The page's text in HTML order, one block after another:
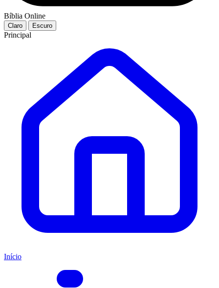
Bíblia Online
Claro Escuro
Principal
Início